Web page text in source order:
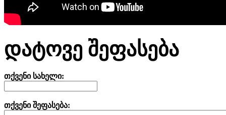
დატოვე შეფასება
თქვენი სახელი:
თქვენი შეფასება: